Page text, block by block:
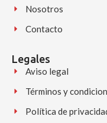
Nosotros
Contacto
Legales
Aviso legal
Términos y
Política de